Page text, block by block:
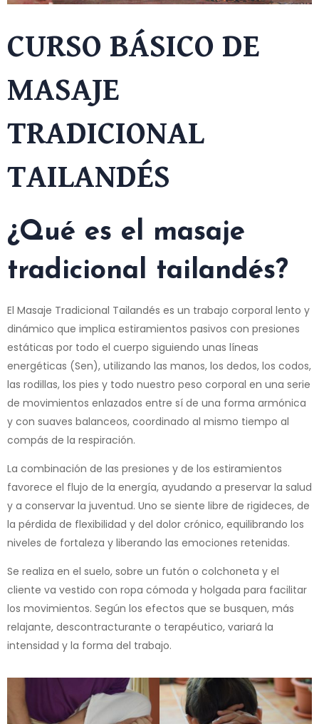
CURSO BÁSICO DE
MASAJE
TRADICIONAL
TAILANDÉS
¿Qué es el masaje
tradicional tailandés?
El Masaje Tradicional Tailandés es un trabajo corporal lento y
dinámico que implica estiramientos pasivos con presiones
estáticas por todo el cuerpo siguiendo unas líneas
energéticas (Sen), utilizando las manos, los dedos, los codos,
las rodillas, los pies y todo nuestro peso corporal en una serie
de movimientos enlazados entre sí de una forma armónica
y con suaves balanceos, coordinado al mismo tiempo al
compás de la respiración.
La combinación de las presiones y de los estiramientos
favorece el flujo de la energía, ayudando a preservar la salud
y a conservar la juventud. Uno se siente libre de rigideces, de
la pérdida de flexibilidad y del dolor crónico, equilibrando los
niveles de fortaleza y liberando las emociones retenidas.
Se realiza en el suelo, sobre un futón o colchoneta y el
cliente va vestido con ropa cómoda y holgada para facilitar
los movimientos. Según los efectos que se busquen, más
relajante, descontracturante o terapéutico, variará la
intensidad y la forma del trabajo.